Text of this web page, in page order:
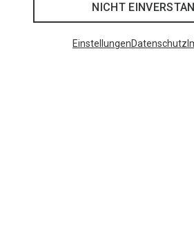
NICHT
EinstellungenDatenschutz